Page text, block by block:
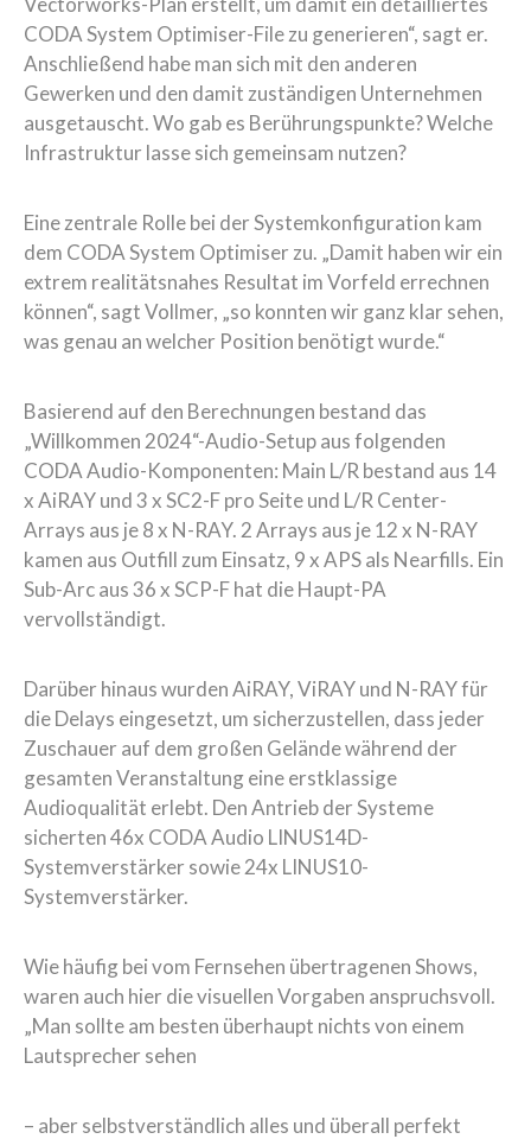
CODA System Optimiser-File zu generieren“, sagt er.
Anschließend habe man sich mit den anderen
Gewerken und den damit zuständigen Unternehmen
ausgetauscht. Wo gab es Berührungspunkte? Welche
Infrastruktur lasse sich gemeinsam nutzen?
Eine zentrale Rolle bei der Systemkonfiguration kam
dem CODA System Optimiser zu. „Damit haben wir ein
extrem realitätsnahes Resultat im Vorfeld errechnen
können“, sagt Vollmer, „so konnten wir ganz klar sehen,
was genau an welcher Position benötigt wurde.“
Basierend auf den Berechnungen bestand das
„Willkommen 2024“-Audio-Setup aus folgenden
CODA Audio-Komponenten: Main L/R bestand aus 14
x AiRAY und 3 x SC2-F pro Seite und L/R Center-
Arrays aus je 8 x N-RAY. 2 Arrays aus je 12 x N-RAY
kamen aus Outfill zum Einsatz, 9 x APS als Nearfills. Ein
Sub-Arc aus 36 x SCP-F hat die Haupt-PA
vervollständigt.
Darüber hinaus wurden AiRAY, ViRAY und N-RAY für
die Delays eingesetzt, um sicherzustellen, dass jeder
Zuschauer auf dem großen Gelände während der
gesamten Veranstaltung eine erstklassige
Audioqualität erlebt. Den Antrieb der Systeme
sicherten 46x CODA Audio LINUS14D-
Systemverstärker sowie 24x LINUS10-
Systemverstärker.
Wie häufig bei vom Fernsehen übertragenen Shows,
waren auch hier die visuellen Vorgaben anspruchsvoll.
„Man sollte am besten überhaupt nichts von einem
Lautsprecher sehen
– aber selbstverständlich alles und überall perfekt